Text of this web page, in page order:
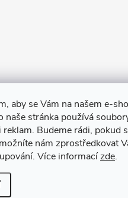
aby se Vám na našem e-
naše stránka používá
reklam. Budeme rádi, pokud
nám zprostředkovat
Více informacízde.